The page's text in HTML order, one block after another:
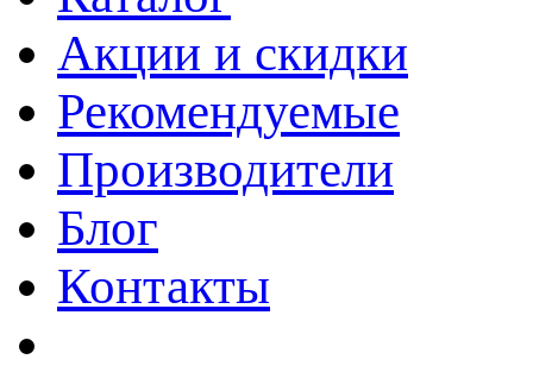
Акции и скидки
Рекомендуемые
Производители
Блог
Контакты